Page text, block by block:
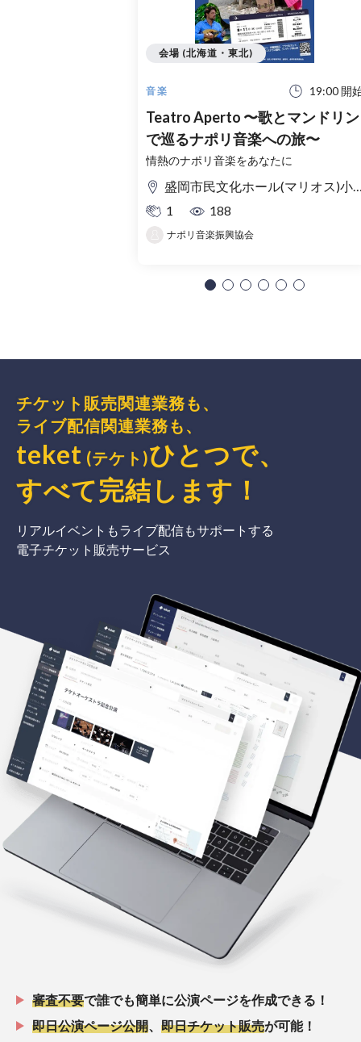
音楽 19:00 開
Teatro Aperto 〜歌とマンドリン
で巡るナポリ音楽への旅〜
情熱のナポリ音楽をあなたに
盛岡市民文化ホール(マリオス)小ホール
1
188
ナポリ音楽振興協会
会場 (北海道・東北)
チケット販売関連業務も、
ライブ配信関連業務も、
teket (テケト)ひとつで、
すべて完結 します ！
リアルイベントもライブ配信もサポートする
電子チケット販売サービス
審査不要で誰でも簡単に公演ページを作成できる！
即日公演ページ公開
即日チケット販売が可能！